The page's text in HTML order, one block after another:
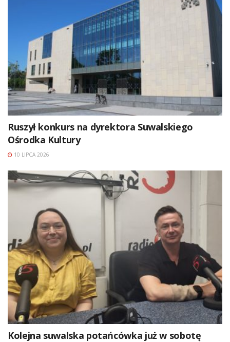
Ruszył konkurs na dyrektora Suwalskiego
Ośrodka Kultury
10 LIPCA 2026
Kolejna suwalska potańcówka już w sobotę